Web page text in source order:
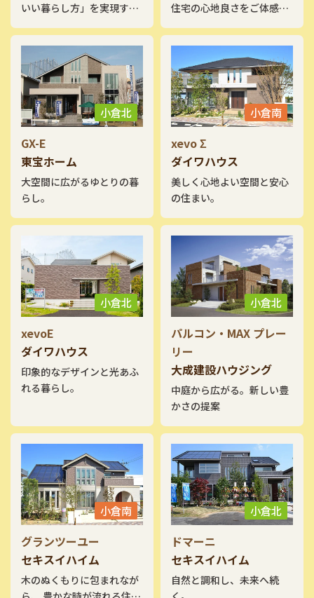
いい暮らし方」を実現す
住宅の心地良さをご体感下
小倉北
GX-E
東宝ホーム
大空間に広がるゆとりの暮
らし。
小倉南
xevo Σ
ダイワハウス
美しく心地よい空間と安心
の住まい。
小倉北
xevoE
ダイワハウス
印象的なデザインと光あふ
れる暮らし。
小倉北
パルコン・MAX プレー
リー
大成建設ハウジング
中庭から広がる。新しい豊
かさの提案
小倉南
グランツーユー
セキスイハイム
木のぬくもりに包まれなが
小倉北
ドマーニ
セキスイハイム
自然と調和し、未来へ続